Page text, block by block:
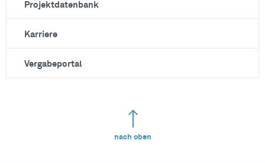
Projektdatenbank
Karriere
Vergabeportal
nach oben